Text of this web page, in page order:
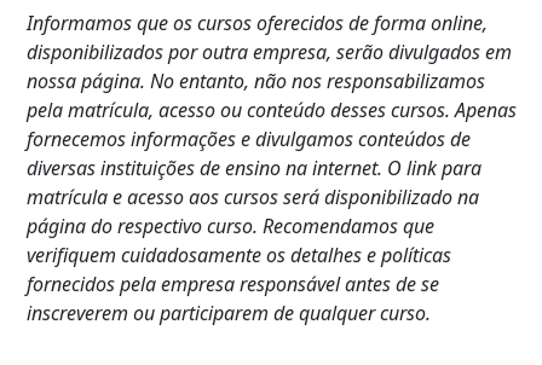
Informamos que os cursos oferecidos de forma online,
disponibilizados por outra empresa, serão divulgados em
nossa página. No entanto, não nos responsabilizamos
pela matrícula, acesso ou conteúdo desses cursos. Apenas
fornecemos informações e divulgamos conteúdos de
diversas instituições de ensino na internet. O link para
matrícula e acesso aos cursos será disponibilizado na
página do respectivo curso. Recomendamos que
verifiquem cuidadosamente os detalhes e políticas
fornecidos pela empresa responsável antes de se
inscreverem ou participarem de qualquer curso.